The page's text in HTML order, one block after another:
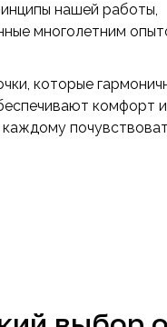
нашей работы,
многолетним
которые
комфорт
каждому